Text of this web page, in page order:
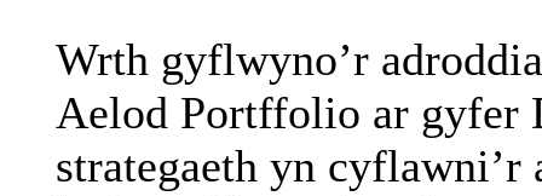
Wrth gyflwyno’r
Aelod Portffolio ar gyfer
strategaeth yn